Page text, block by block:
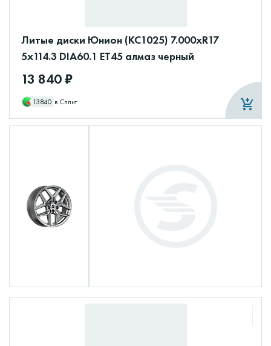
Литые диски Юнион (КС1025) 7.000xR17
5x114.3 DIA60.1 ET45 алмаз черный
13 840 ₽
13840 в Сплит